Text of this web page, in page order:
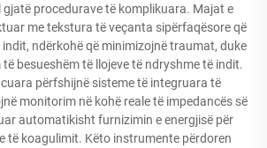
procedurave të komplikuara. Majat e
me tekstura të veçanta sipërfaqësore që
indit, ndërkohë që minimizojnë traumat, duke
besueshëm të llojeve të ndryshme të indit.
përfshijnë sisteme të integruara të
monitorim në kohë reale të impedancës së
automatikisht furnizimin e energjisë për
të koagulimit. Këto instrumente përdoren